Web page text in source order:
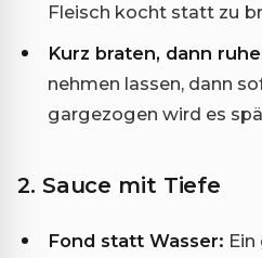
Fleisch kocht statt zu
Kurz braten, dann
nehmen lassen, dann
gargezogen wird es
2. Sauce mit Tiefe
Fond statt Wasser: